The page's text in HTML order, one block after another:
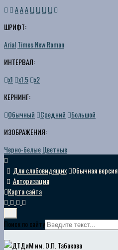
AAAЦ Ц Ц Ц
ШРИФТ:
ArialTimes New Roman
ИНТЕРВАЛ:
х1 х1.5 х2
КЕРНИНГ:
Обычный
Средний
Большой
ИЗОБРАЖЕНИЯ:
Черно-белыеЦветные
Для слабовидящих Обычная версия
Авторизация
Карта сайта
Поиск по сайту